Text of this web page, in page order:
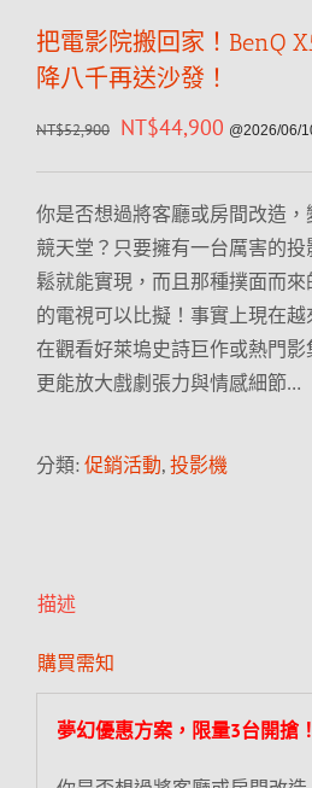
把電影院搬回家！BenQ
降八千再送沙發！
NT$52,900 NT$44,900 @2026/06/
你是否想過將客廳或房間改造
競天堂？只要擁有一台厲害的
鬆就能實現，而且那種撲面而
的電視可以比擬！事實上現在越
在觀看好萊塢史詩巨作或熱門
更能放大戲劇張力與情感細節…
分類: 促銷活動, 投影機
描述
購買需知
夢幻優惠方案，限量3台開搶！